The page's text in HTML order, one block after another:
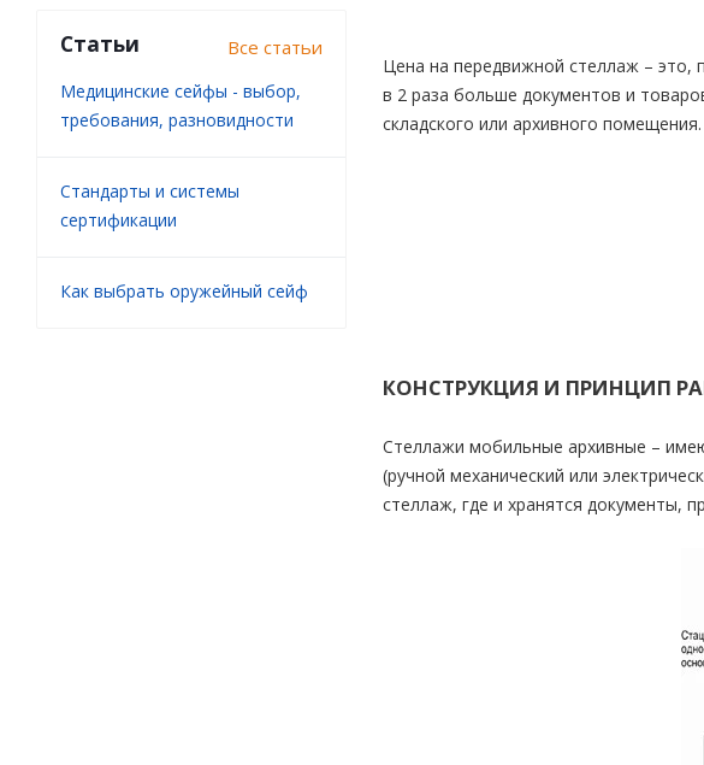
Цена на передвижной стеллаж – это,
в 2 раза больше документов и
складского или архивного помещения.
КОНСТРУКЦИЯ И ПРИНЦИП
Стеллажи мобильные архивные –
(ручной механический или
стеллаж, где и хранятся документы,
Статьи Все статьи
Медицинские сейфы - выбор,
требования, разновидности
Стандарты и системы
сертификации
Как выбрать оружейный сейф